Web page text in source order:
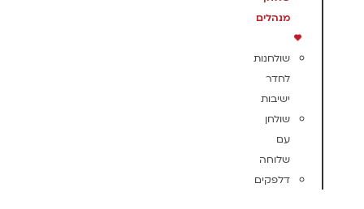
מנהלים
שולחנות
לחדר
ישיבות
שולחן
עם
שלוחה
דלפקים